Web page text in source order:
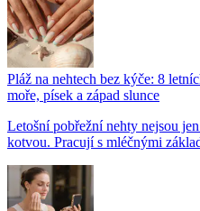
Pláž na nehtech bez kýče: 8
moře, písek a západ slunce
Letošní pobřežní nehty nejsou
kotvou. Pracují s mléčnými